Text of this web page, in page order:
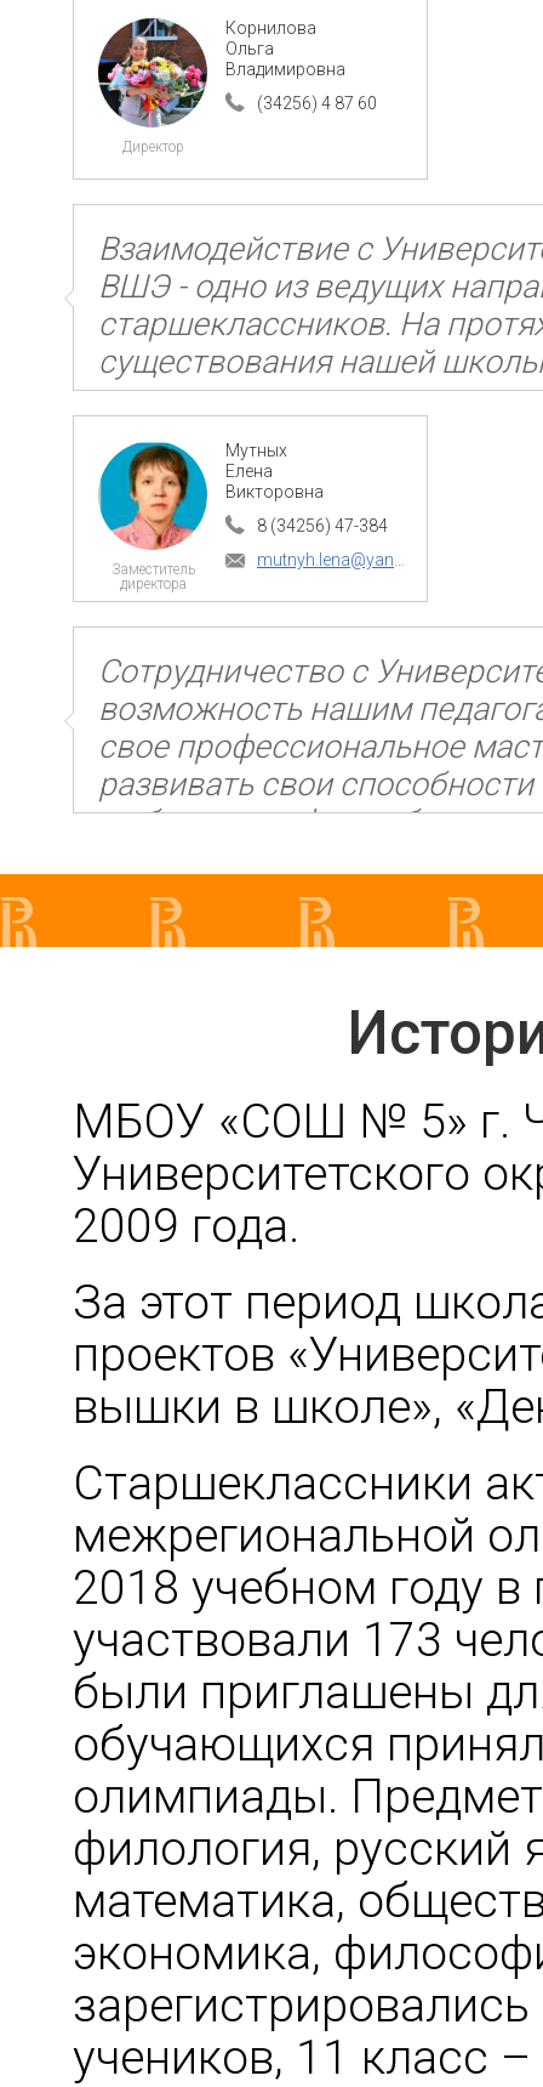
Корнилова
Ольга
Владимировна
(34256) 4 87 60
Взаимодействие с
ВШЭ - одно из ведущих
старшеклассников. На
существования нашей школы
принимают активное
ВШЭ. Компетентность,
доброжелательность - это
сотрудников ВШЭ, которые
новых идей, интересных
результатов.
Мутных
Елена
Викторовна
8 (34256) 47-384
Сотрудничество с
возможность нашим
свое профессиональное
развивать свои
выбором профиля обучения
обучения своих детей.
МБОУ «СОШ № 5» г.
Университетского
2009 года.
За этот период
проектов
вышки в школе»,
Старшеклассники
межрегиональной
2018 учебном году
участвовали 173
были приглашены
обучающихся
олимпиады.
филология, русский
математика,
экономика,
учеников, 11 класс